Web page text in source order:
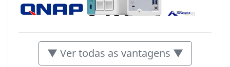
▼ Ver todas as vantagens ▼